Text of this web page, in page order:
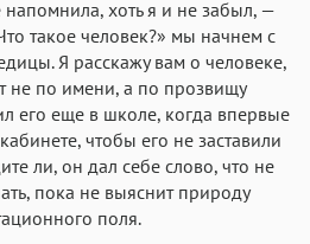
хоть я и не забыл, —
такое человек?» мы начнем с
Я расскажу вам о человеке,
не по имени, а по прозвищу
его еще в школе, когда впервые
чтобы его не заставили
ли, он дал себе слово, что не
пока не выяснит природу
поля.